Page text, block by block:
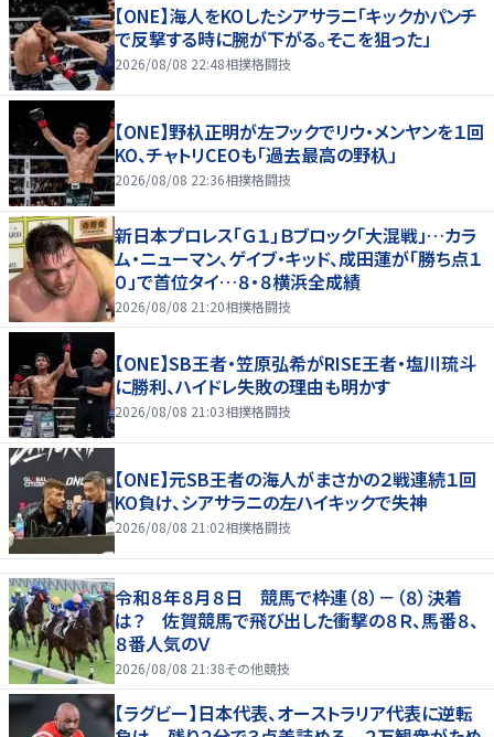
【ONE】海人をKOしたシアサラニ「キックかパンチ
で反撃する時に腕が下がる。そこを狙った」
2026/08/08 22:48相撲格闘技
【ONE】野杁正明が左フックでリウ・メンヤンを１回
KO、チャトリCEOも「過去最高の野杁」
2026/08/08 22:36相撲格闘技
新日本プロレス「Ｇ１」Ｂブロック「大混戦」…カラ
ム・ニューマン、ゲイブ・キッド、成田蓮が「勝ち点１
０」で首位タイ…８・８横浜全成績
2026/08/08 21:20相撲格闘技
【ONE】SB王者・笠原弘希がRISE王者・塩川琉斗
に勝利、ハイドレ失敗の理由も明かす
2026/08/08 21:03相撲格闘技
【ONE】元SB王者の海人がまさかの２戦連続１回
KO負け、シアサラニの左ハイキックで失神
2026/08/08 21:02相撲格闘技
令和８年８月８日 競馬で枠連（８）－（８）決着
は？ 佐賀競馬で飛び出した衝撃の８Ｒ、馬番８、
８番人気のＶ
2026/08/08 21:38その他競技
【ラグビー】日本代表、オーストラリア代表に逆転